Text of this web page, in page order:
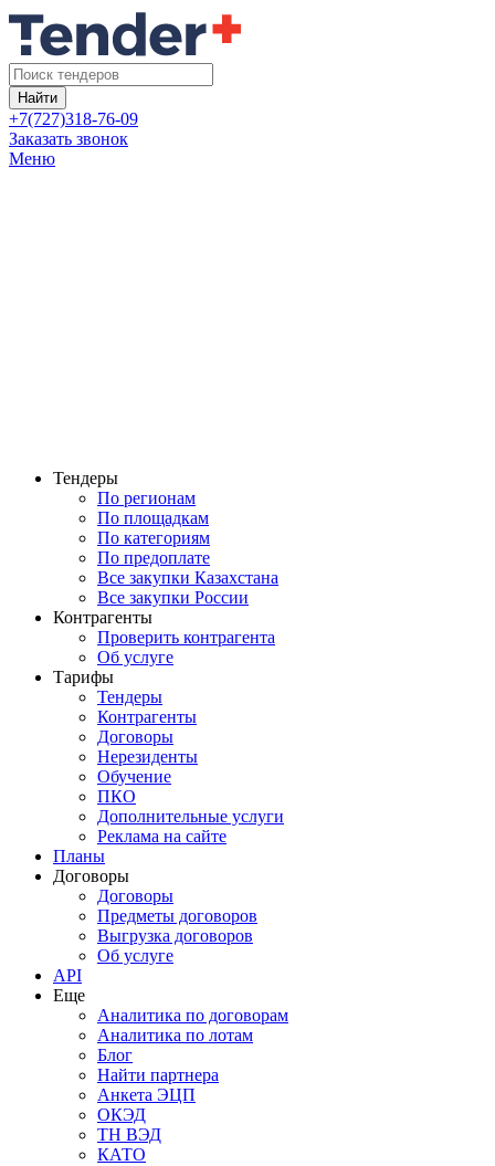
Найти
+7(727)318-76-09
Заказать звонок
Меню
Тендеры
По регионам
По площадкам
По категориям
По предоплате
Все закупки Казахстана
Все закупки России
Контрагенты
Проверить контрагента
Об услуге
Тарифы
Тендеры
Контрагенты
Договоры
Нерезиденты
Обучение
ПКО
Дополнительные услуги
Реклама на сайте
Планы
Договоры
Договоры
Предметы договоров
Выгрузка договоров
Об услуге
API
Еще
Аналитика по договорам
Аналитика по лотам
Блог
Найти партнера
Анкета ЭЦП
ОКЭД
ТН ВЭД
КАТО